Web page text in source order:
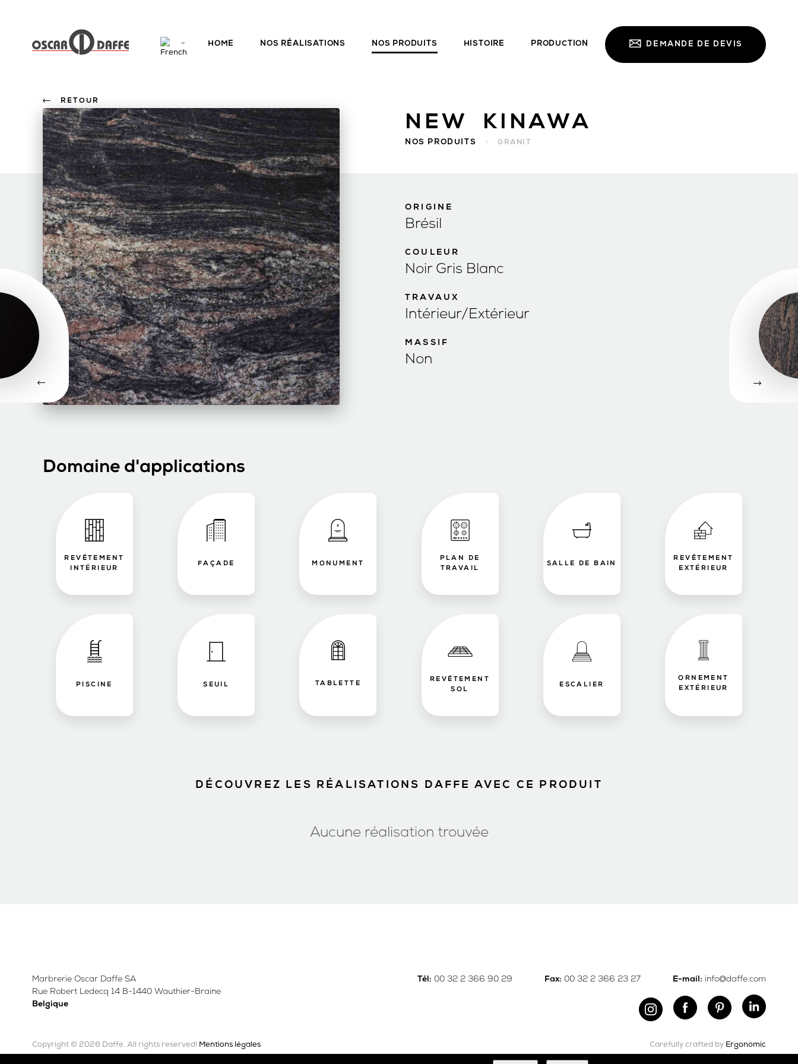
HOME NOS RÉALISATIONS NOS PRODUITS HISTOIRE PRODUCTION DEMANDE DE DEVIS
NEW KINAWA
NOS PRODUITS > GRANIT
RETOUR
ORIGINE
Brésil
COULEUR
Noir Gris Blanc
TRAVAUX
Intérieur/Extérieur
MASSIF
Non
Domaine d'applications
REVÊTEMENT
INTÉRIEUR
FAÇADE MONUMENT
PLAN DE
TRAVAIL
SALLE DE BAIN
REVÊTEMENT
EXTÉRIEUR
PISCINE SEUIL TABLETTE
REVÊTEMENT
SOL
ESCALIER
ORNEMENT
EXTÉRIEUR
DÉCOUVREZ LES RÉALISATIONS DAFFE AVEC CE PRODUIT
Aucune réalisation trouvée
Marbrerie Oscar Daffe SA
Rue Robert Ledecq 14 B-1440 Wauthier-Braine
Belgique
Tél: 00 32 2 366 90 29 Fax: 00 32 2 366 23 27 E-mail: info@daffe.com
Copyright © 2026 Daffe. All rights reserved! Mentions légales Carefully crafted by Ergonomic